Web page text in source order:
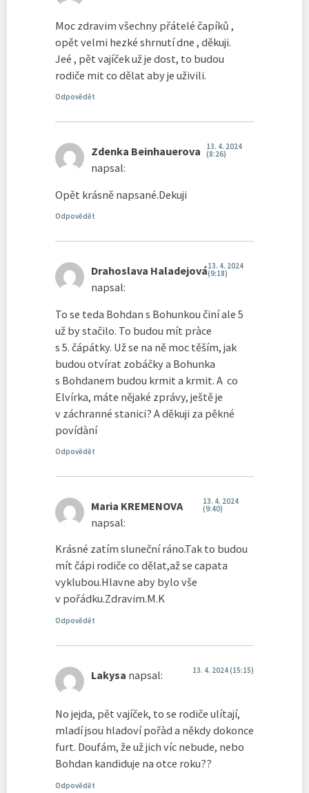
Moc zdravim všechny přátelé čapíků ,
opět velmi hezké shrnutí dne , děkuji.
Jeé , pět vajíček už je dost, to budou
rodiče mit co dělat aby je uživili.
Odpovědět
Zdenka Beinhauerova
napsal:
13. 4. 2024
(8:26)
Opět krásně napsané.Dekuji
Odpovědět
Drahoslava Haladejová
napsal:
13. 4. 2024
(9:18)
To se teda Bohdan s Bohunkou činí ale 5
už by stačilo. To budou mít pràce
s 5. čápátky. Už se na ně moc těším, jak
budou otvírat zobáčky a Bohunka
s Bohdanem budou krmit a krmit. A co
Elvírka, máte nějaké zprávy, ještě je
v záchranné stanici? A děkuji za pěkné
povídàní
Odpovědět
Maria KREMENOVA
napsal:
13. 4. 2024
(9:40)
Krásné zatím sluneční ráno.Tak to budou
mít čápi rodiče co dělat,až se capata
vyklubou.Hlavne aby bylo vše
v pořádku.Zdravim.M.K
Odpovědět
Lakysa napsal: 13. 4. 2024 (15:15)
No jejda, pět vajíček, to se rodiče ulítají,
mladí jsou hladoví pořàd a někdy dokonce
furt. Doufám, že už jich víc nebude, nebo
Bohdan kandiduje na otce roku??
Odpovědět